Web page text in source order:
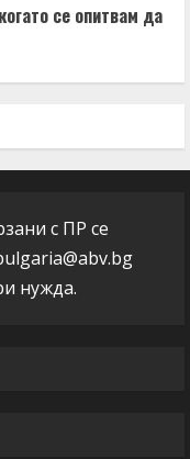
се опитвам да
с ПР се
нужда.